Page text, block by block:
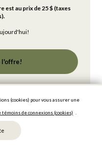
paiement par carte.
est au prix de 25 $ (taxes
l'offre!
(cookies) pour vous assurer une
de connexions (cookies)